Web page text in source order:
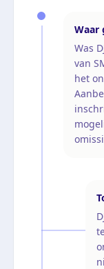
Waar
Was
van
het